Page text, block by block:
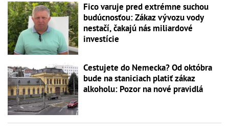
Fico varuje pred extrémne suchou
budúcnosťou: Zákaz vývozu vody
nestačí, čakajú nás miliardové
investície
Cestujete do Nemecka? Od októbra
bude na staniciach platiť zákaz
alkoholu: Pozor na nové pravidlá